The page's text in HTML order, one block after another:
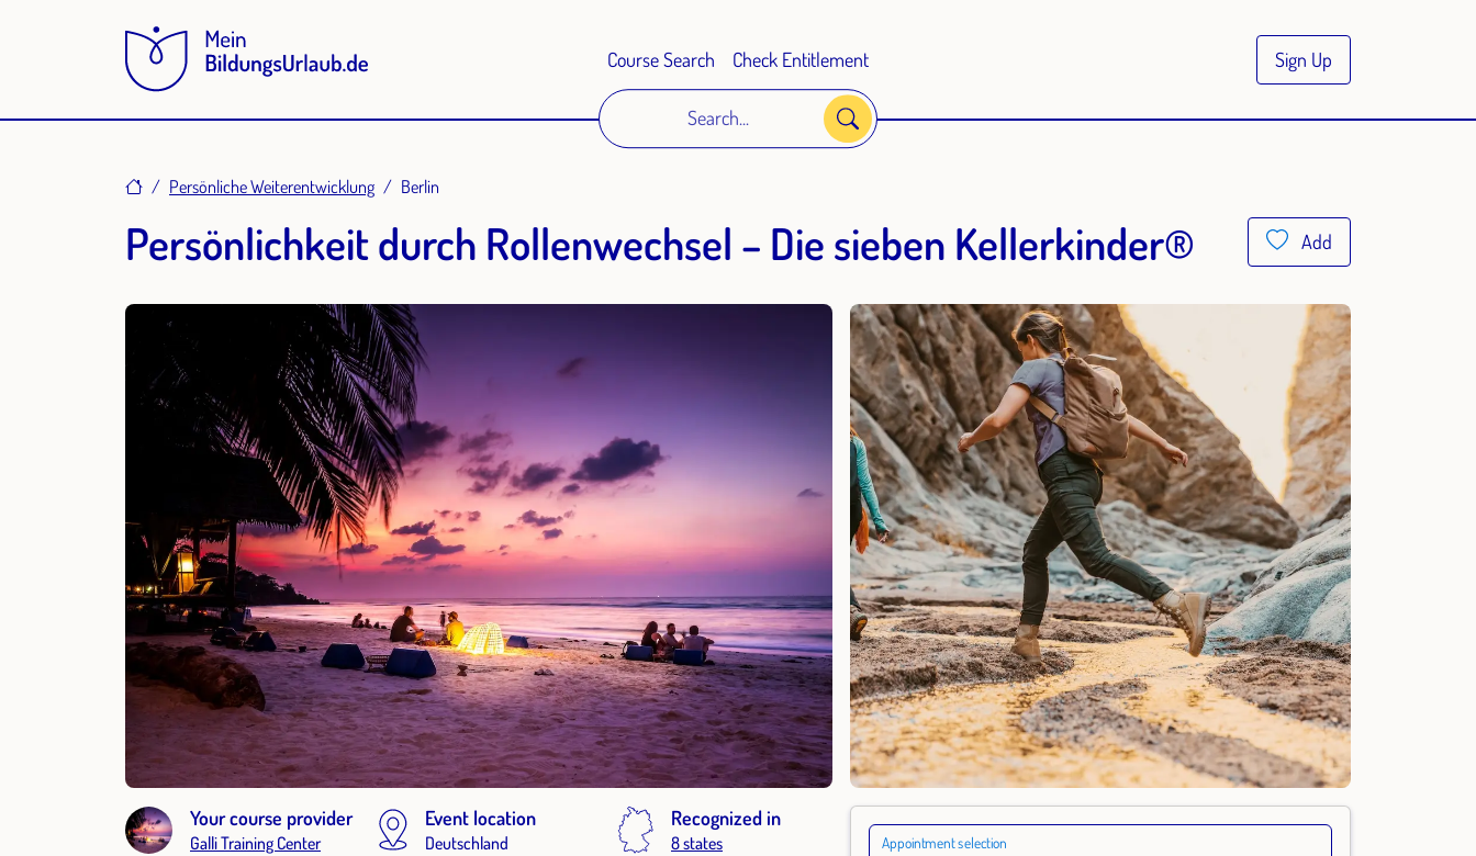
Course Search Check Entitlement
Search...
Sign Up
HomePersönliche Weiterentwicklung Berlin
Persönlichkeit durch Rollenwechsel – Die sieben Kellerkinder® Add
Your course provider
Galli Training Center
Event location
Deutschland
Recognized in
8 states Appointment selection